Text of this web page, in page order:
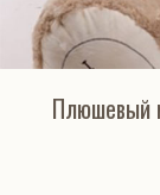
Плюшевый